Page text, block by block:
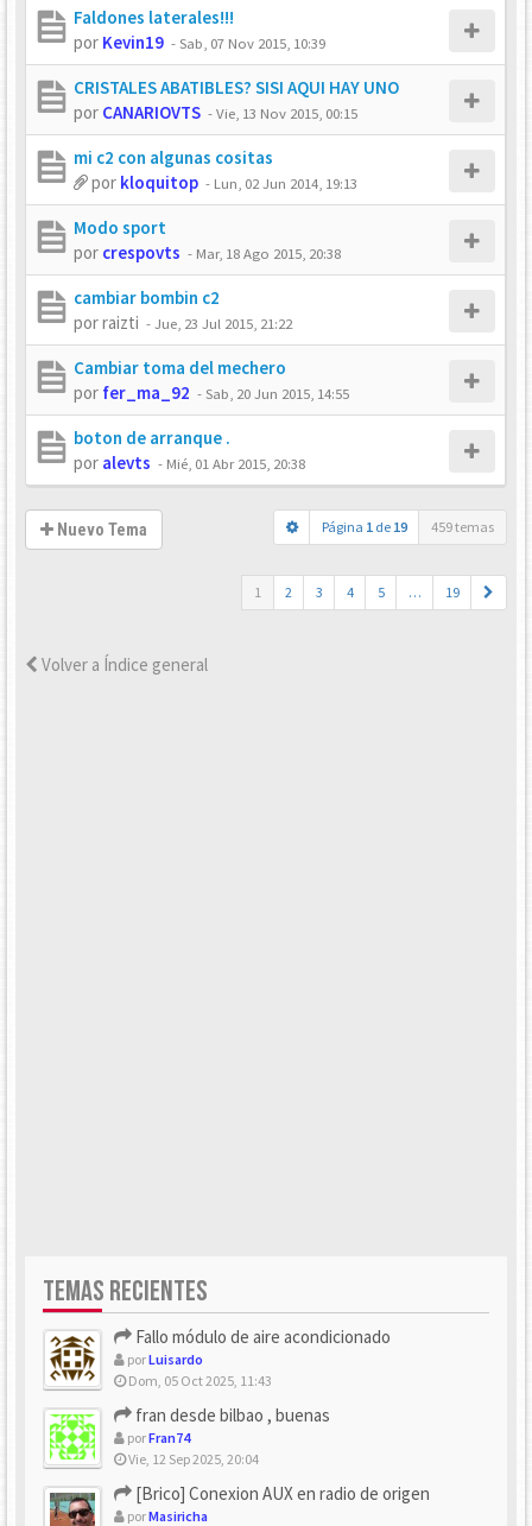
Faldones laterales!!!
por Kevin19 -Sab, 07 Nov 2015, 10:39
CRISTALES ABATIBLES? SISI AQUI HAY UNO
por CANARIOVTS -Vie, 13 Nov 2015, 00:15
mi c2 con algunas cositas
por kloquitop - Lun, 02 Jun 2014, 19:13
Modo sport
por crespovts - Mar, 18 Ago 2015, 20:38
cambiar bombin c2
porraizti -Jue, 23 Jul 2015, 21:22
Cambiar toma del mechero
por fer_ma_92 -Sab, 20 Jun 2015, 14:55
boton de arranque .
por alevts - Mié, 01 Abr 2015, 20:38
Nuevo Tema Página 1 de 19 459 temas
1 2 3 4 5 … 19
Volver a Índice general
TEMAS RECIENTES
Fallo módulo de aire acondicionado
porLuisardo
Dom, 05 Oct 2025, 11:43
fran desde bilbao , buenas
porFran74
Vie, 12 Sep 2025, 20:04
[Brico] Conexion AUX en radio de origen
porMasiricha